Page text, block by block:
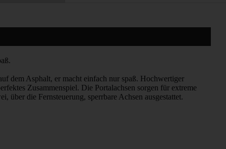
dem Asphalt, er macht einfach nur spaß. Hochwertiger
Zusammenspiel. Die Portalachsen sorgen für extreme
die Fernsteuerung, sperrbare Achsen ausgestattet.